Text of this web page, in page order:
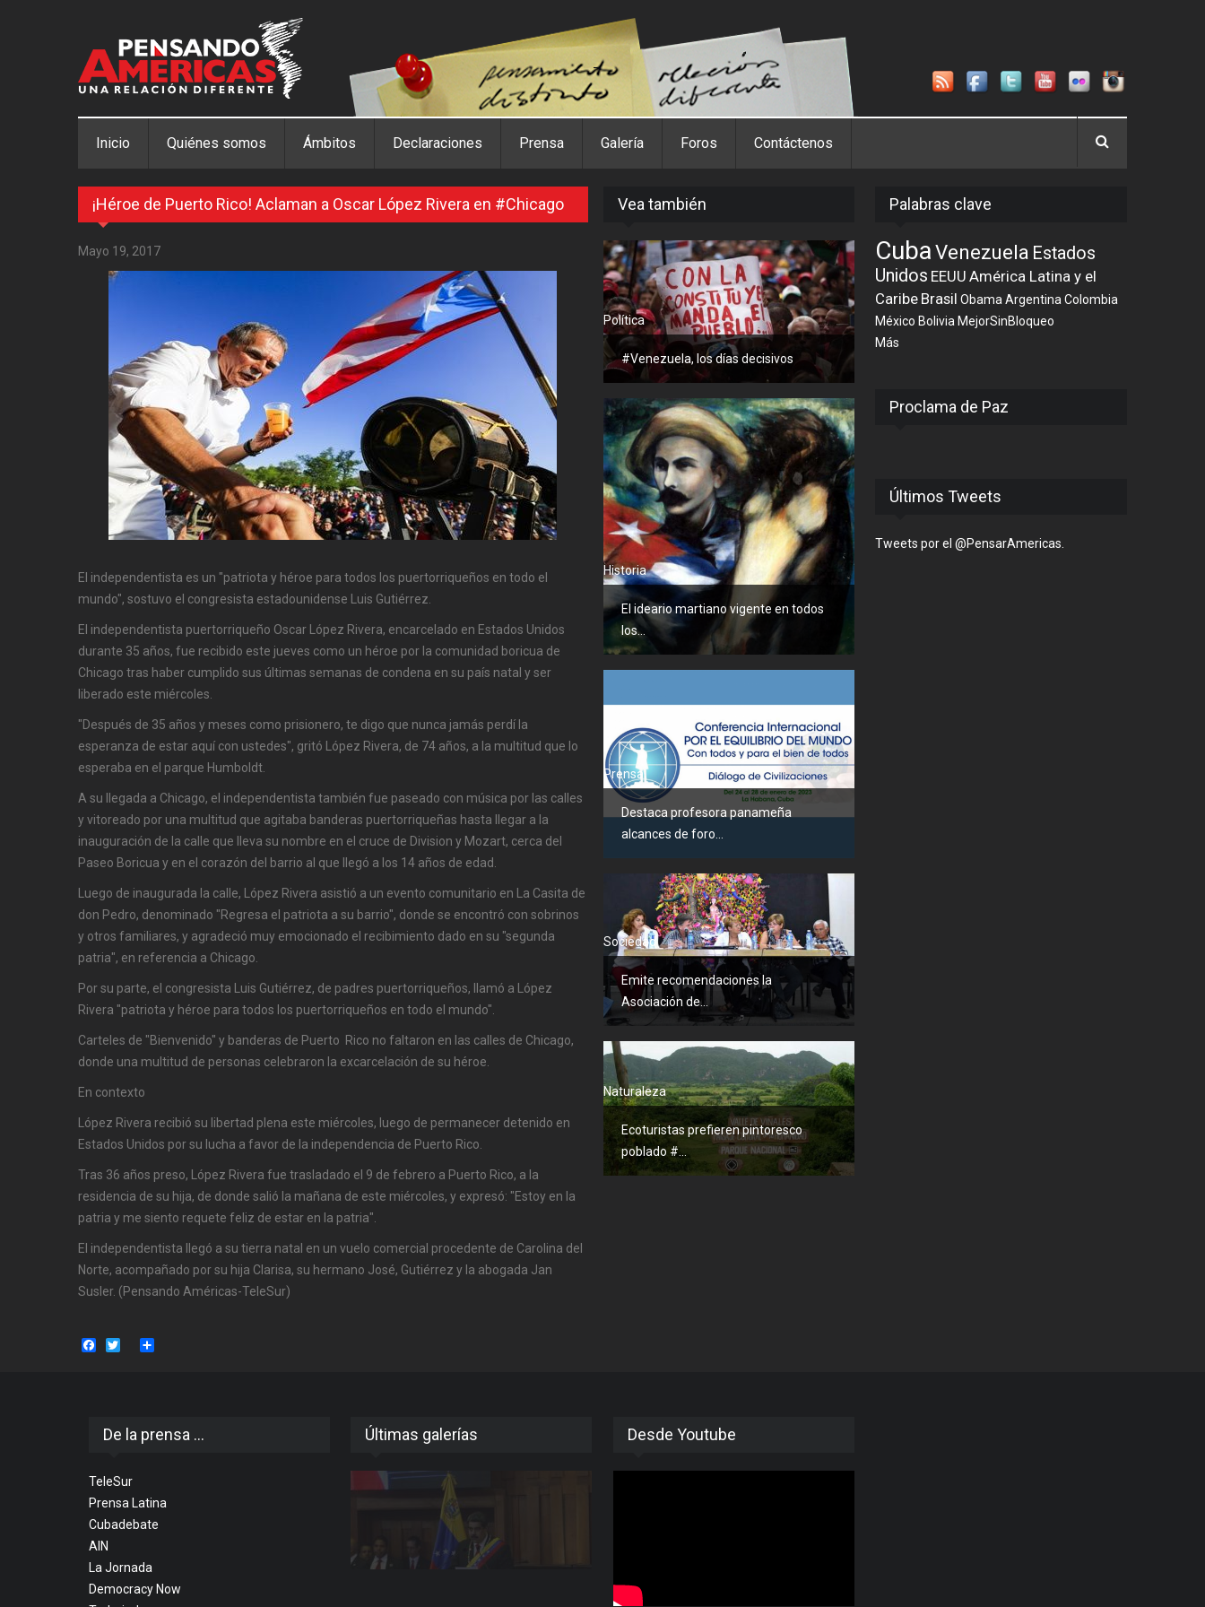
Inicio Quiénes somos Ámbitos Declaraciones Prensa Galería Foros Contáctenos
¡Héroe de Puerto Rico! Aclaman a Oscar López Rivera en #Chicago
Mayo 19, 2017
El independentista es un "patriota y héroe para todos los puertorriqueños en todo el
mundo", sostuvo el congresista estadounidense Luis Gutiérrez.
El independentista puertorriqueño Oscar López Rivera, encarcelado en Estados Unidos
durante 35 años, fue recibido este jueves como un héroe por la comunidad boricua de
Chicago tras haber cumplido sus últimas semanas de condena en su país natal y ser
liberado este miércoles.
"Después de 35 años y meses como prisionero, te digo que nunca jamás perdí la
esperanza de estar aquí con ustedes", gritó López Rivera, de 74 años, a la multitud que lo
esperaba en el parque Humboldt.
A su llegada a Chicago, el independentista también fue paseado con música por las calles
y vitoreado por una multitud que agitaba banderas puertorriqueñas hasta llegar a la
inauguración de la calle que lleva su nombre en el cruce de Division y Mozart, cerca del
Paseo Boricua y en el corazón del barrio al que llegó a los 14 años de edad.
Luego de inaugurada la calle, López Rivera asistió a un evento comunitario en La Casita de
don Pedro, denominado "Regresa el patriota a su barrio", donde se encontró con sobrinos
y otros familiares, y agradeció muy emocionado el recibimiento dado en su "segunda
patria", en referencia a Chicago.
Por su parte, el congresista Luis Gutiérrez, de padres puertorriqueños, llamó a López
Rivera "patriota y héroe para todos los puertorriqueños en todo el mundo".
Carteles de "Bienvenido" y banderas de Puerto Rico no faltaron en las calles de Chicago,
donde una multitud de personas celebraron la excarcelación de su héroe.
En contexto
López Rivera recibió su libertad plena este miércoles, luego de permanecer detenido en
Estados Unidos por su lucha a favor de la independencia de Puerto Rico.
Tras 36 años preso, López Rivera fue trasladado el 9 de febrero a Puerto Rico, a la
residencia de su hija, de donde salió la mañana de este miércoles, y expresó: "Estoy en la
patria y me siento requete feliz de estar en la patria".
El independentista llegó a su tierra natal en un vuelo comercial procedente de Carolina del
Norte, acompañado por su hija Clarisa, su hermano José, Gutiérrez y la abogada Jan
Susler. (Pensando Américas-TeleSur)
Facebook
Twitter
Vea también
Política
#Venezuela, los días decisivos
Historia
El ideario martiano vigente en todos
los...
Prensa
Destaca profesora panameña
alcances de foro...
Sociedad
Emite recomendaciones la
Asociación de...
Naturaleza
Ecoturistas prefieren pintoresco
poblado #...
Palabras clave
CubaVenezuela Estados
Unidos EEUU América Latina y el
Caribe Brasil Obama Argentina Colombia
México Bolivia MejorSinBloqueo
Más
Proclama de Paz
Últimos Tweets
Tweets por el @PensarAmericas.
De la prensa ...
TeleSur
Prensa Latina
Cubadebate
AIN
La Jornada
Democracy Now
Últimas galerías Desde Youtube